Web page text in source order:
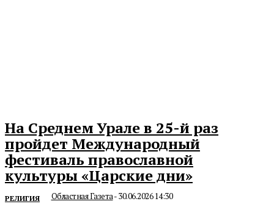
На Среднем Урале в 25-й раз
пройдет Международный
фестиваль православной
культуры «Царские дни»
РЕЛИГИЯ Областная Газета-30.06.2026 14:30